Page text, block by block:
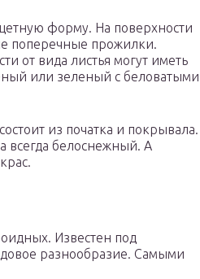
форму. На поверхности
поперечные прожилки.
от вида листья могут иметь
или зеленый с беловатыми
из початка и покрывала.
всегда белоснежный. А
Известен под
разнообразие. Самыми